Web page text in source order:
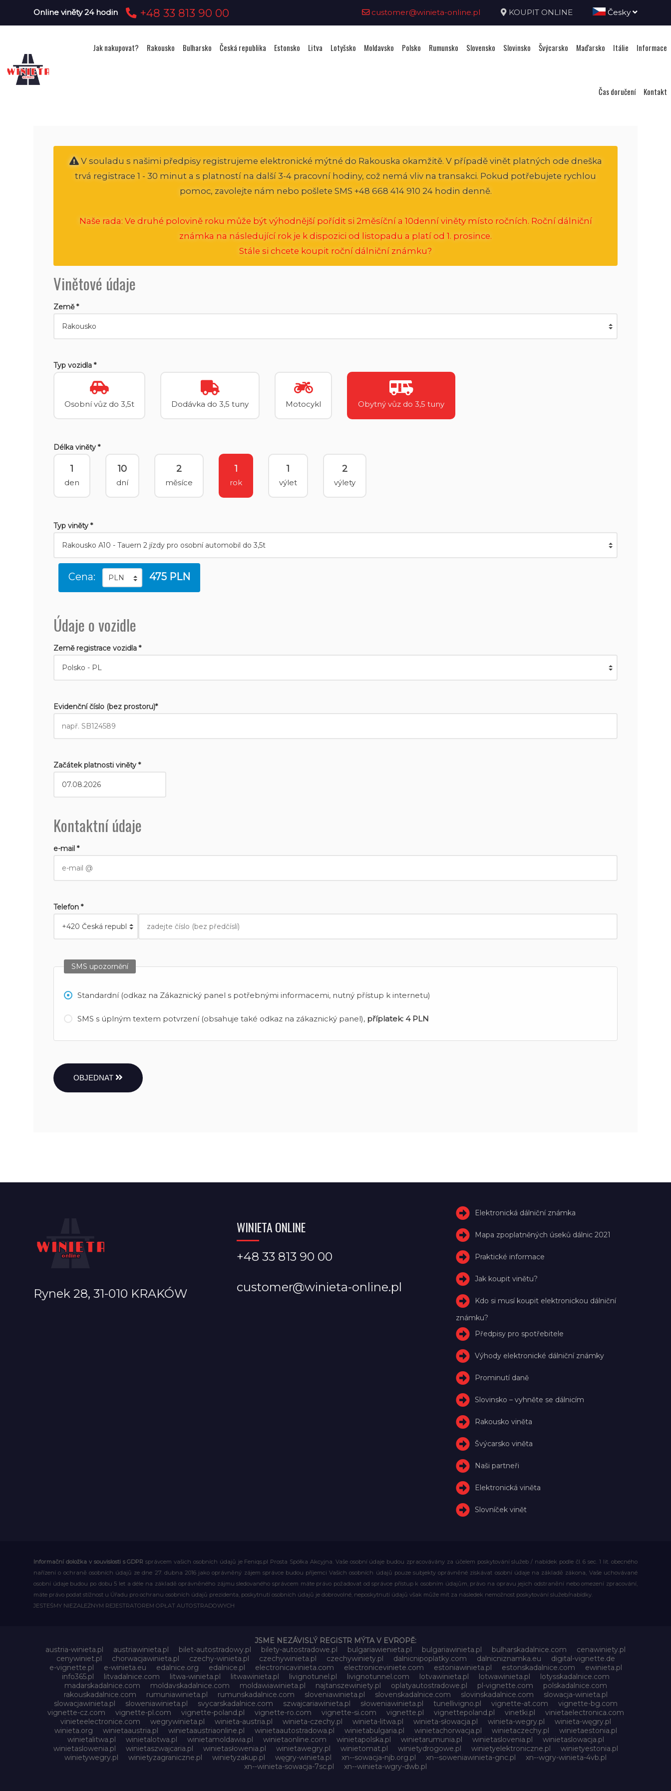
Online viněty 24 hodin +48 33 813 90 00 customer@winieta-online.pl KOUPIT ONLINE Česky
Jak nakupovat? Rakousko Bulharsko Česká republika Estonsko Litva Lotyšsko Moldavsko Polsko Rumunsko Slovensko Slovinsko Švýcarsko Maďarsko Itálie Informace
Čas doručení Kontakt
V souladu s našimi předpisy registrujeme elektronické mýtné do Rakouska okamžitě. V případě vinět platných ode dneška
trvá registrace 1 - 30 minut a s platností na další 3-4 pracovní hodiny, což nemá vliv na transakci. Pokud potřebujete rychlou
pomoc, zavolejte nám nebo pošlete SMS +48 668 414 910 24 hodin denně.
Naše rada: Ve druhé polovině roku může být výhodnější pořídit si 2měsíční a 10denní viněty místo ročních. Roční dálniční
známka na následující rok je k dispozici od listopadu a platí od 1. prosince.
Stále si chcete koupit roční dálniční známku?
Vinětové údaje
Země *
Typ vozidla *
Osobní vůz do 3,5t Dodávka do 3,5 tuny Motocykl Obytný vůz do 3,5 tuny
Délka viněty *
1
den
10
dní
2
měsíce
1
rok
1
výlet
2
výlety
Typ viněty *
Cena: 475 PLN
Údaje o vozidle
Země registrace vozidla *
Evidenční číslo (bez prostoru)*
Začátek platnosti viněty *
Kontaktní údaje
e-mail *
Telefon *
SMS upozornění
Standardní (odkaz na Zákaznický panel s potřebnými informacemi, nutný přístup k internetu)
SMS s úplným textem potvrzení (obsahuje také odkaz na zákaznický panel), příplatek: 4 PLN
OBJEDNAT
Rynek 28, 31-010 KRAKÓW
WINIETA ONLINE
+48 33 813 90 00
customer@winieta-online.pl
Elektronická dálniční známka
Mapa zpoplatněných úseků dálnic 2021
Praktické informace
Jak koupit vinětu?
Kdo si musí koupit elektronickou dálniční
známku?
Předpisy pro spotřebitele
Výhody elektronické dálniční známky
Prominutí daně
Slovinsko – vyhněte se dálnicím
Rakousko viněta
Švýcarsko viněta
Naši partneři
Elektronická viněta
Slovníček vinět
Informační doložka v souvislosti s GDPRsprávcem vašich osobních údajů je Feniqs.pl Prosta Spółka Akcyjna. Vaše osobní údaje budou zpracovávány za účelem poskytování služeb / nabídek podle čl. 6 sec. 1 lit. obecného
nařízení o ochraně osobních údajů ze dne 27. dubna 2016 jako oprávněný zájem správce budou příjemci Vašich osobních údajů pouze subjekty oprávněné získávat osobní údaje na základě zákona, Vaše uchovávané
osobní údaje budou po dobu 5 let a déle na základě oprávněného zájmu sledovaného správcem máte právo požadovat od správce přístup k osobním údajům, právo na opravu jejich odstranění nebo omezení zpracování,
máte právo podat stížnost u Úřadu pro ochranu osobních údajů prezidenta, poskytnutí osobních údajů je dobrovolné, neposkytnutí údajů však může mít za následek nemožnost poskytování služeb/nabídky.
JESTEŚMY NIEZALEŻNYM REJESTRATOREM OPŁAT AUTOSTRADOWYCH
JSME NEZÁVISLÝ REGISTR MÝTA V EVROPĚ:
austria-winieta.pl
austriawinieta.pl bilet-autostradowy.pl bilety-autostradowe.pl bulgariawienieta.pl bulgariawinieta.pl bulharskadalnice.com
cenawiniety.pl
cenywiniet.pl
chorwacjawinieta.pl czechy-winieta.pl czechywinieta.pl czechywiniety.pl dalnicnipoplatky.com dalnicniznamka.eu
digital-vignette.de
e-vignette.pl
e-winieta.eu edalnice.org edalnice.pl electronicavinieta.com electroniceviniete.com estoniawinieta.pl estonskadalnice.com
ewinieta.pl
info365.pl
litvadalnice.com litwa-winieta.pl litwawinieta.pl livignotunel.pl livignotunnel.com lotvawinieta.pl lotwawinieta.pl
lotysskadalnice.com
madarskadalnice.com
moldavskadalnice.com moldawiawinieta.pl najtanszewiniety.pl oplatyautostradowe.pl pl-vignette.com
polskadalnice.com
rakouskadalnice.com
rumuniawinieta.pl rumunskadalnice.com sloveniawinieta.pl slovenskadalnice.com slovinskadalnice.com
slowacja-winieta.pl
slowacjawinieta.pl
sloweniawinieta.pl svycarskadalnice.com szwajcariawinieta.pl słoweniawinieta.pl tunellivigno.pl vignette-at.com
vignette-bg.com
vignette-cz.com
vignette-pl.com vignette-poland.pl vignette-ro.com vignette-si.com vignette.pl vignettepoland.pl vinetki.pl
vinietaelectronica.com
vinieteelectronice.com
wegrywinieta.pl winieta-austria.pl winieta-czechy.pl winieta-litwa.pl winieta-słowacja.pl winieta-wegry.pl
winieta-węgry.pl
winieta.org
winietaaustria.pl winietaaustriaonline.pl winietaautostradowa.pl winietabulgaria.pl winietachorwacja.pl winietaczechy.pl
winietaestonia.pl
winietalitwa.pl
winietalotwa.pl winietamoldawia.pl winietaonline.com winietapolska.pl winietarumunia.pl winietaslovenia.pl
winietaslowacja.pl
winietaslowenia.pl
winietaszwajcaria.pl winietasłowenia.pl winietawegry.pl winietomat.pl winietydrogowe.pl winietyelektroniczne.pl
winietyestonia.pl
winietywegry.pl
winietyzagraniczne.pl winietyzakup.pl węgry-winieta.pl xn--sowacja-njb.org.pl xn--soweniawinieta-gnc.pl
xn--wgry-winieta-4vb.pl
xn--winieta-sowacja-7sc.pl
xn--winieta-wgry-dwb.pl